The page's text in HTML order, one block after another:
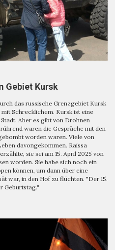
Gebiet Kursk
das russische Grenzgebiet Kursk
Schrecklichem. Kursk ist eine
Aber es gibt von Drohnen
waren die Gespräche mit den
worden waren. Viele von
davongekommen. Raissa
sie sei am 15. April 2025 von
worden. Sie habe sich noch ein
können, um dann über eine
war, in den Hof zu flüchten. "Der 15.
Geburtstag."